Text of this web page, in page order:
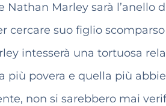
Nathan Marley sarà l’anello
cercare suo figlio
intesserà una tortuosa
più povera e quella più
non si sarebbero mai